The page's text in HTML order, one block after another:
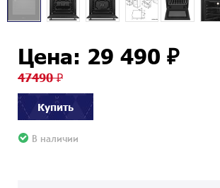
Цена: 29 490 ₽
47490 ₽
Купить
В наличии